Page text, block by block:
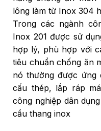
lông làm từ Inox 304
Trong các ngành
Inox 201 được sử
hợp lý, phù hợp với
tiêu chuẩn chống ăn
nó thường được ứng
cấu thép, lắp ráp
công nghiệp dân
cầu thang inox